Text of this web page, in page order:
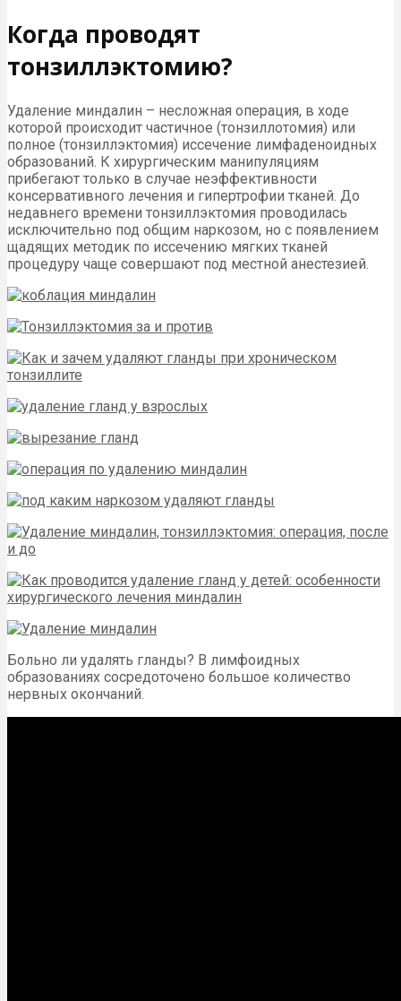
Когда проводят
тонзиллэктомию?
Удаление миндалин – несложная операция, в ходе
которой происходит частичное (тонзиллотомия) или
полное (тонзиллэктомия) иссечение лимфаденоидных
образований. К хирургическим манипуляциям
прибегают только в случае неэффективности
консервативного лечения и гипертрофии тканей. До
недавнего времени тонзиллэктомия проводилась
исключительно под общим наркозом, но с появлением
щадящих методик по иссечению мягких тканей
процедуру чаще совершают под местной анестезией.
Больно ли удалять гланды? В лимфоидных
образованиях сосредоточено большое количество
нервных окончаний.